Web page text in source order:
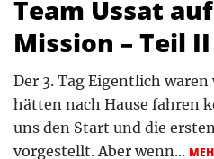
Team Ussat
Mission – Teil II
Der 3. Tag Eigentlich
hätten nach Hause fahren
uns den Start und die
vorgestellt. Aber wenn...